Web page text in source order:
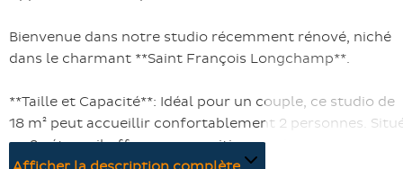
Bienvenue dans notre studio récemment rénové, niché
dans le charmant **Saint François Longchamp**.
**Taille et Capacité**: Idéal pour un couple, ce studio de
18 m² peut accueillir confortablement 2 personnes.
au 2e étage, il offre une exposition nord.